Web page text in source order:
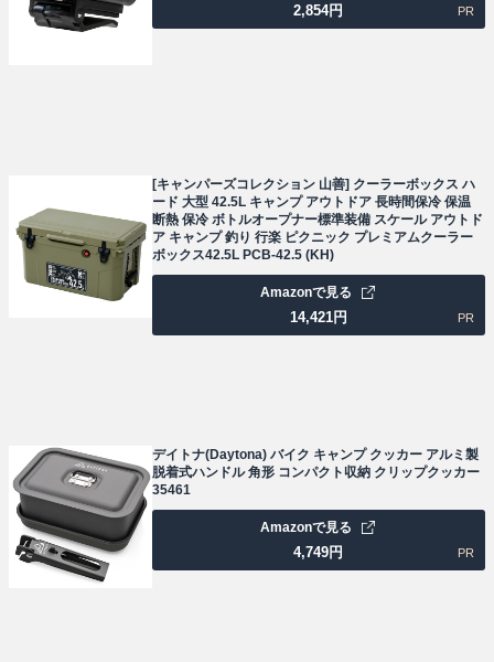
2,854円 PR
[キャンパーズコレクション 山善] クーラーボックス ハ
ード 大型 42.5L キャンプ アウトドア 長時間保冷 保温
断熱 保冷 ボトルオープナー標準装備 スケール アウトド
ア キャンプ 釣り 行楽 ピクニック プレミアムクーラー
ボックス42.5L PCB-42.5 (KH)
14,421円
Amazonで見る
PR
デイトナ(Daytona) バイク キャンプ クッカー アルミ製
脱着式ハンドル 角形 コンパクト収納 クリップクッカー
35461
4,749円
Amazonで見る
PR